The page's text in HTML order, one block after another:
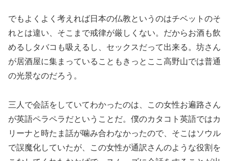
でもよくよく考えれば日本の仏教というのはチベットのそ
れとは違い、そこまで戒律が厳しくない。だからお酒も飲
めるしタバコも吸えるし、セックスだって出来る。坊さん
が居酒屋に集まっていることもきっとここ高野山では普通
の光景なのだろう。
三人で会話をしていてわかったのは、この女性お遍路さん
が英語ペラペラだということだ。僕のカタコト英語ではカ
リーナと時たま話が噛み合わなかったので、そこはソウル
で誤魔化していたが、この女性が通訳さんのような役割を